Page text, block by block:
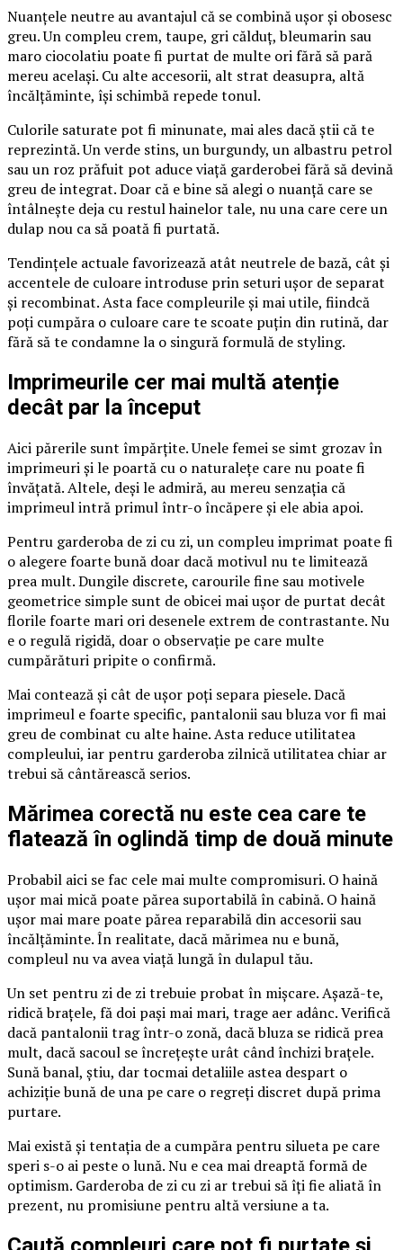
Nuanțele neutre au avantajul că se combină ușor și obosesc
greu. Un compleu crem, taupe, gri călduț, bleumarin sau
maro ciocolatiu poate fi purtat de multe ori fără să pară
mereu același. Cu alte accesorii, alt strat deasupra, altă
încălțăminte, își schimbă repede tonul.
Culorile saturate pot fi minunate, mai ales dacă știi că te
reprezintă. Un verde stins, un burgundy, un albastru petrol
sau un roz prăfuit pot aduce viață garderobei fără să devină
greu de integrat. Doar că e bine să alegi o nuanță care se
întâlnește deja cu restul hainelor tale, nu una care cere un
dulap nou ca să poată fi purtată.
Tendințele actuale favorizează atât neutrele de bază, cât și
accentele de culoare introduse prin seturi ușor de separat
și recombinat. Asta face compleurile și mai utile, fiindcă
poți cumpăra o culoare care te scoate puțin din rutină, dar
fără să te condamne la o singură formulă de styling.
Imprimeurile cer mai multă atenție
decât par la început
Aici părerile sunt împărțite. Unele femei se simt grozav în
imprimeuri și le poartă cu o naturalețe care nu poate fi
învățată. Altele, deși le admiră, au mereu senzația că
imprimeul intră primul într-o încăpere și ele abia apoi.
Pentru garderoba de zi cu zi, un compleu imprimat poate fi
o alegere foarte bună doar dacă motivul nu te limitează
prea mult. Dungile discrete, carourile fine sau motivele
geometrice simple sunt de obicei mai ușor de purtat decât
florile foarte mari ori desenele extrem de contrastante. Nu
e o regulă rigidă, doar o observație pe care multe
cumpărături pripite o confirmă.
Mai contează și cât de ușor poți separa piesele. Dacă
imprimeul e foarte specific, pantalonii sau bluza vor fi mai
greu de combinat cu alte haine. Asta reduce utilitatea
compleului, iar pentru garderoba zilnică utilitatea chiar ar
trebui să cântărească serios.
Mărimea corectă nu este cea care te
flatează în oglindă timp de două minute
Probabil aici se fac cele mai multe compromisuri. O haină
ușor mai mică poate părea suportabilă în cabină. O haină
ușor mai mare poate părea reparabilă din accesorii sau
încălțăminte. În realitate, dacă mărimea nu e bună,
compleul nu va avea viață lungă în dulapul tău.
Un set pentru zi de zi trebuie probat în mișcare. Așază-te,
ridică brațele, fă doi pași mai mari, trage aer adânc. Verifică
dacă pantalonii trag într-o zonă, dacă bluza se ridică prea
mult, dacă sacoul se încrețește urât când închizi brațele.
Sună banal, știu, dar tocmai detaliile astea despart o
achiziție bună de una pe care o regreți discret după prima
purtare.
Mai există și tentația de a cumpăra pentru silueta pe care
speri s-o ai peste o lună. Nu e cea mai dreaptă formă de
optimism. Garderoba de zi cu zi ar trebui să îți fie aliată în
prezent, nu promisiune pentru altă versiune a ta.